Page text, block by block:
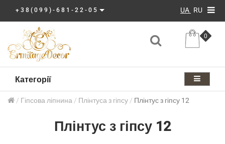
+38(099)-681-22-05 UA RU
0
Категорії
Гіпсова ліпнина Плінтуса з гіпсу Плінтус з гіпсу 12
Плінтус з гіпсу 12